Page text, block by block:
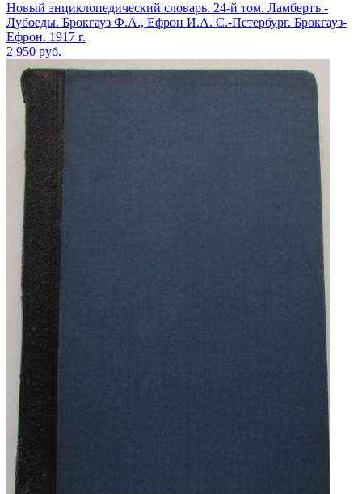
Новый энциклопедический словарь. 24-й том. Ламбертъ -
Лубоеды. Брокгауз Ф.А., Ефрон И.А. С.-Петербург. Брокгауз-
Ефрон. 1917 г.
2 950 руб.